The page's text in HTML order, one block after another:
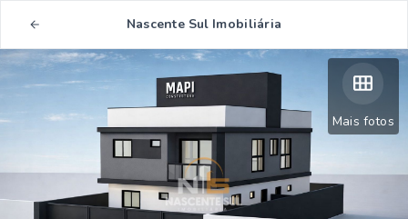
Nascente Sul Imobiliária
Mais fotos